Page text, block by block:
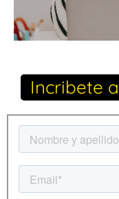
Incribete